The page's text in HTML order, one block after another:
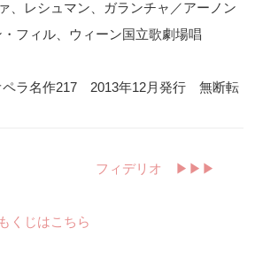
、レシュマン、ガランチャ／アーノン
フィル、ウィーン国立歌劇場唱
ラ名作217 2013年12月発行 無断転
フィデリオ ▶︎▶︎▶︎
くじはこちら